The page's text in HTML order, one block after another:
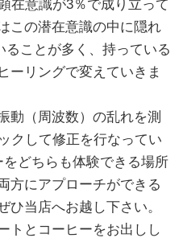
在意識が3％で成り立って
この潜在意識の中に隠れ
ることが多く、持っている
ーリングで変えていきま
動（周波数）の乱れを測
クして修正を行なってい
どちらも体験できる場所
方にアプローチができる
ひ当店へお越し下さい。
トとコーヒーをお出しし